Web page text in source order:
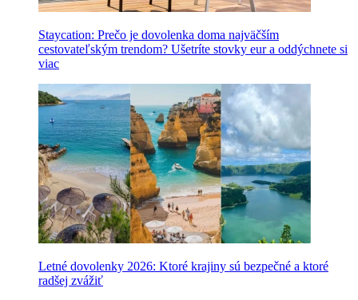
Staycation: Prečo je dovolenka doma najväčším
cestovateľským trendom? Ušetríte stovky eur a oddýchnete si
viac
Letné dovolenky 2026: Ktoré krajiny sú bezpečné a ktoré
radšej zvážiť